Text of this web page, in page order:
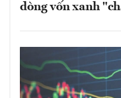
dòng vốn xanh